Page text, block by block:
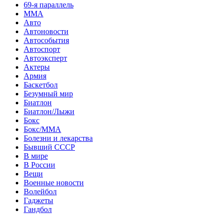
69-я параллель
MMA
Авто
Автоновости
Автособытия
Автоспорт
Автоэксперт
Актеры
Армия
Баскетбол
Безумный мир
Биатлон
Биатлон/Лыжи
Бокс
Бокс/MMA
Болезни и лекарства
Бывший СССР
В мире
В России
Вещи
Военные новости
Волейбол
Гаджеты
Гандбол